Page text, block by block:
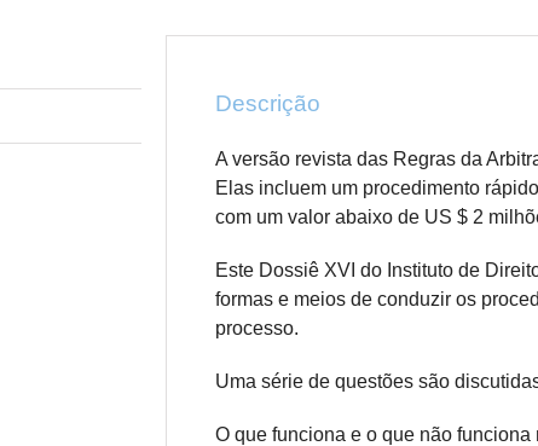
Descrição
A versão revista das Regras da
Elas incluem um procedimento
com um valor abaixo de US $ 2
Este Dossiê XVI do Instituto de
formas e meios de conduzir os
processo.
Uma série de questões são
O que funciona e o que não